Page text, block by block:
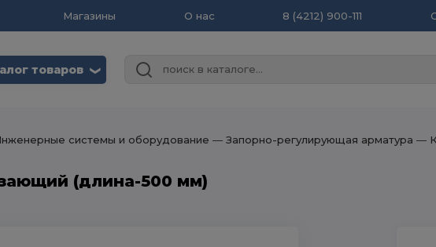
Магазины О нас 8 (4212) 900-111
товаров ❮
системы и оборудование ― Запорно-регулирующая арматура ―
(длина-500 мм)